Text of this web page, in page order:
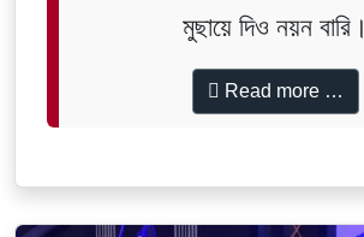
মুছায়ে দিও নয়ন বারি।
Read more …